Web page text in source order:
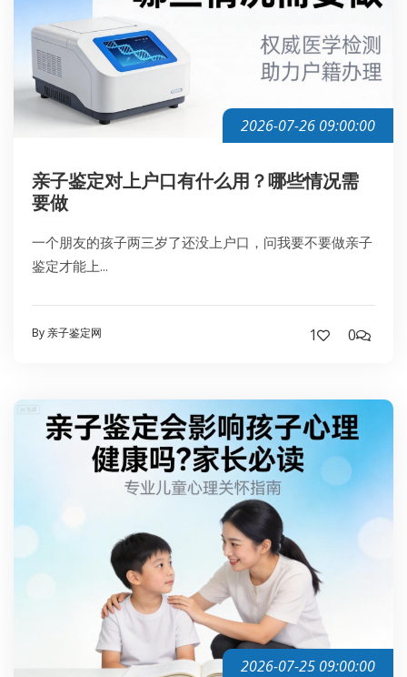
2026-07-26 09:00:00
亲子鉴定对上户口有什么用？哪些情况需
要做
一个朋友的孩子两三岁了还没上户口，问我要不要做亲子
鉴定才能上...
By 亲子鉴定网 1 0
2026-07-25 09:00:00